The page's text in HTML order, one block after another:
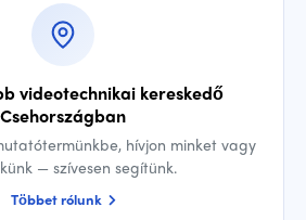
videotechnikai kereskedő
Csehországban
hívjon minket vagy
— szívesen segítünk.
Többet rólunk